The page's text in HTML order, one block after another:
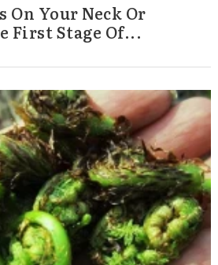
On Your Neck Or
First Stage Of...